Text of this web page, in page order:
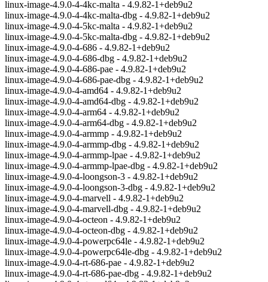
linux-image-4.9.0-4-4kc-malta - 4.9.82-1+deb9u2
linux-image-4.9.0-4-4kc-malta-dbg - 4.9.82-1+deb9u2
linux-image-4.9.0-4-5kc-malta - 4.9.82-1+deb9u2
linux-image-4.9.0-4-5kc-malta-dbg - 4.9.82-1+deb9u2
linux-image-4.9.0-4-686 - 4.9.82-1+deb9u2
linux-image-4.9.0-4-686-dbg - 4.9.82-1+deb9u2
linux-image-4.9.0-4-686-pae - 4.9.82-1+deb9u2
linux-image-4.9.0-4-686-pae-dbg - 4.9.82-1+deb9u2
linux-image-4.9.0-4-amd64 - 4.9.82-1+deb9u2
linux-image-4.9.0-4-amd64-dbg - 4.9.82-1+deb9u2
linux-image-4.9.0-4-arm64 - 4.9.82-1+deb9u2
linux-image-4.9.0-4-arm64-dbg - 4.9.82-1+deb9u2
linux-image-4.9.0-4-armmp - 4.9.82-1+deb9u2
linux-image-4.9.0-4-armmp-dbg - 4.9.82-1+deb9u2
linux-image-4.9.0-4-armmp-lpae - 4.9.82-1+deb9u2
linux-image-4.9.0-4-armmp-lpae-dbg - 4.9.82-1+deb9u2
linux-image-4.9.0-4-loongson-3 - 4.9.82-1+deb9u2
linux-image-4.9.0-4-loongson-3-dbg - 4.9.82-1+deb9u2
linux-image-4.9.0-4-marvell - 4.9.82-1+deb9u2
linux-image-4.9.0-4-marvell-dbg - 4.9.82-1+deb9u2
linux-image-4.9.0-4-octeon - 4.9.82-1+deb9u2
linux-image-4.9.0-4-octeon-dbg - 4.9.82-1+deb9u2
linux-image-4.9.0-4-powerpc64le - 4.9.82-1+deb9u2
linux-image-4.9.0-4-powerpc64le-dbg - 4.9.82-1+deb9u2
linux-image-4.9.0-4-rt-686-pae - 4.9.82-1+deb9u2
linux-image-4.9.0-4-rt-686-pae-dbg - 4.9.82-1+deb9u2